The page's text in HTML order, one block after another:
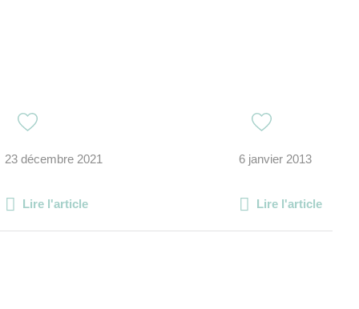
23 décembre 2021
Lire l'article
6 janvier 2013
Lire l'article